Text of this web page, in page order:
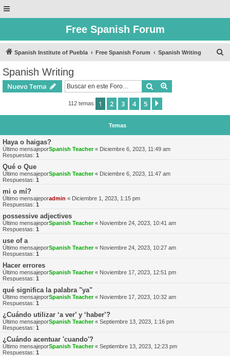
Free Spanish Forum
Spanish Institute of Puebla Free Spanish Forum Spanish Writing
Spanish Writing
Nuevo Tema Buscar
112 temas 1 2 3 4 5
Temas
Haya o haigas?
Último mensajeporSpanish Teacher« Diciembre 6, 2023, 11:49 am
Respuestas: 1
Qué o Que
Último mensajeporSpanish Teacher« Diciembre 6, 2023, 11:47 am
Respuestas: 1
mi o mí?
Último mensajeporadmin « Diciembre 1, 2023, 1:15 pm
Respuestas: 1
possessive adjectives
Último mensajeporSpanish Teacher« Noviembre 24, 2023, 10:41 am
Respuestas: 1
use of a
Último mensajeporSpanish Teacher« Noviembre 24, 2023, 10:27 am
Respuestas: 1
Hacer errores
Último mensajeporSpanish Teacher« Noviembre 17, 2023, 12:51 pm
Respuestas: 1
qué significa la palabra "ya"
Último mensajeporSpanish Teacher« Noviembre 17, 2023, 10:32 am
Respuestas: 1
¿Cuándo utilizar ‘a ver’ y ‘haber’?
Último mensajeporSpanish Teacher« Septiembre 13, 2023, 1:16 pm
Respuestas: 1
¿Cuándo acentuar 'cuando'?
Último mensajeporSpanish Teacher« Septiembre 13, 2023, 12:23 pm
Respuestas: 1